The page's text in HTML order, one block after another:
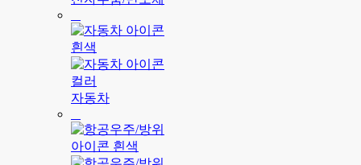
자동차